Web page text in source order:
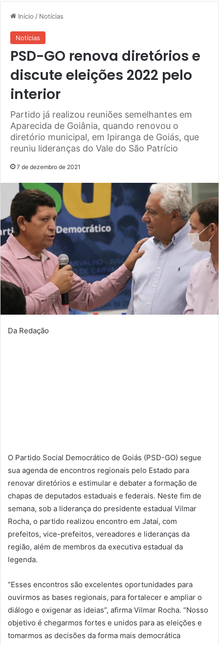
Início / Notícias
Notícias
PSD-GO renova diretórios e
discute eleições 2022 pelo
interior
Partido já realizou reuniões semelhantes em
Aparecida de Goiânia, quando renovou o
diretório municipal, em Ipiranga de Goiás, que
reuniu lideranças do Vale do São Patrício
7 de dezembro de 2021
Da Redação
O Partido Social Democrático de Goiás (PSD-GO) segue
sua agenda de encontros regionais pelo Estado para
renovar diretórios e estimular e debater a formação de
chapas de deputados estaduais e federais. Neste fim de
semana, sob a liderança do presidente estadual Vilmar
Rocha, o partido realizou encontro em Jataí, com
prefeitos, vice-prefeitos, vereadores e lideranças da
região, além de membros da executiva estadual da
legenda.
“Esses encontros são excelentes oportunidades para
ouvirmos as bases regionais, para fortalecer e ampliar o
diálogo e oxigenar as ideias”, afirma Vilmar Rocha. “Nosso
objetivo é chegarmos fortes e unidos para as eleições e
tomarmos as decisões da forma mais democrática